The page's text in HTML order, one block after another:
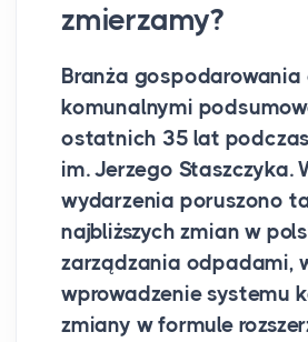
zmierzamy?
Branża
komunalnymi
ostatnich 35 lat
im. Jerzego Staszczyka.
wydarzenia poruszono
najbliższych zmian w
zarządzania odpadami,
wprowadzenie systemu
zmiany w formule